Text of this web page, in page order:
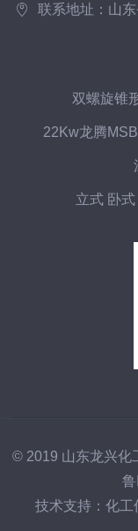
联系地址：山
双螺旋锥
22Kw龙腾
立式 卧
© 2019 山东龙兴化
技术支持：化工